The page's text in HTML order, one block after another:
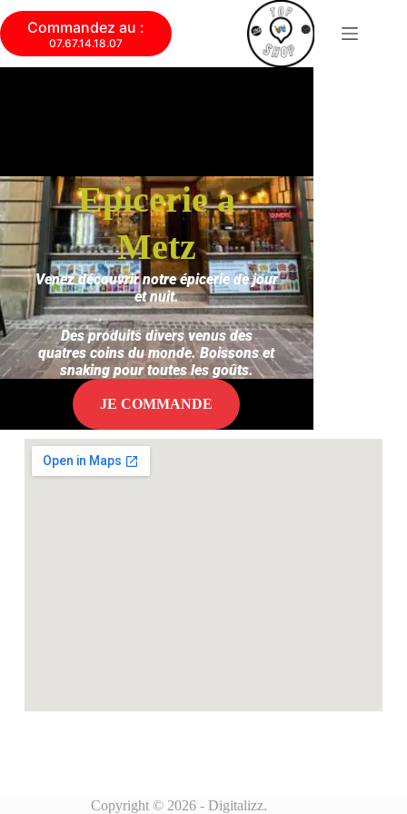
Commandez au :
07.67.14.18.07
Epicerie a
Metz
Venez découvrir notre épicerie de jour
et nuit.
Des produits divers venus des
quatres coins du monde. Boissons et
snaking pour toutes les goûts.
JE COMMANDE
Copyright © 2026 - Digitalizz.